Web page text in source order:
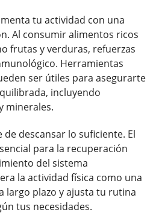
tu actividad con una
Al consumir alimentos ricos
frutas y verduras, refuerzas
Herramientas
ser útiles para asegurarte
incluyendo
minerales.
descansar lo suficiente. El
para la recuperación
del sistema
la actividad física como una
largo plazo y ajusta tu rutina
tus necesidades.